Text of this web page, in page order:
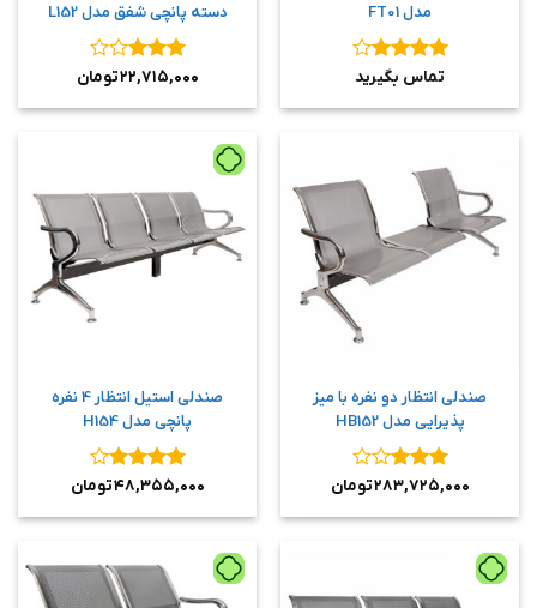
مدل FT01
نمره ۴
تماس بگیرید
دسته پانچی شفق مدل L152
نمره۳
۲۲,۷۱۵,۰۰۰تومان
صندلی انتظار دو نفره با میز
پذیرایی مدل HB152
نمره۳
۲۸۳,۷۲۵,۰۰۰تومان
صندلی استیل انتظار 4 نفره
پانچی مدل H154
نمره۴
۴۸,۳۵۵,۰۰۰تومان